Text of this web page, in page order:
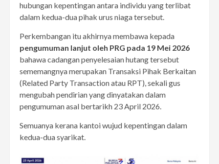
hubungan kepentingan antara individu yang terlibat
dalam kedua-dua pihak urus niaga tersebut.
Perkembangan itu akhirnya membawa kepada
pengumuman lanjut oleh PRG pada 19 Mei 2026
bahawa cadangan penyelesaian hutang tersebut
sememangnya merupakan Transaksi Pihak Berkaitan
(Related Party Transaction atau RPT), sekali gus
mengubah pendirian yang dinyatakan dalam
pengumuman asal bertarikh 23 April 2026.
Semuanya kerana kantoi wujud kepentingan dalam
kedua-dua syarikat.